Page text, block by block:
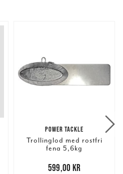
POWER TACKLE
Trollinglod med rostfri
fena 5,6kg
599,00 kr
599,00 kr